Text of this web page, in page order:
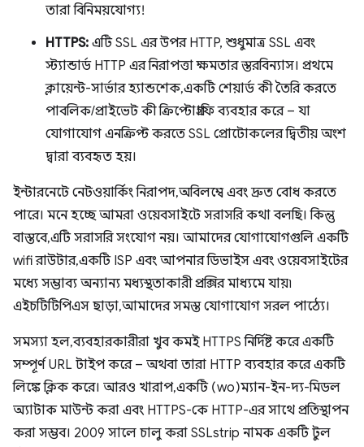
তারা বিনিময়যোগ্য!
HTTPS: এটি SSL এর উপর HTTP, শুধুমাত্র SSL এবং
স্ট্যান্ডার্ড HTTP এর নিরাপত্তা ক্ষমতার স্তরবিন্যাস। প্রথমে
ক্লায়েন্ট-সার্ভার হ্যান্ডশেক, একটি শেয়ার্ড কী তৈরি করতে
পাবলিক/প্রাইভেট কী ক্রিপ্টোগ্রাফি ব্যবহার করে – যা
যোগাযোগ এনক্রিপ্ট করতে SSL প্রোটোকলের দ্বিতীয় অংশ
দ্বারা ব্যবহৃত হয়।
ইন্টারনেটে নেটওয়ার্কিং নিরাপদ, অবিলম্বে এবং দ্রুত বোধ করতে
পারে। মনে হচ্ছে আমরা ওয়েবসাইটে সরাসরি কথা বলছি। কিন্তু
বাস্তবে, এটি সরাসরি সংযোগ নয়। আমাদের যোগাযোগগুলি একটি
wifi রাউটার, একটি ISP এবং আপনার ডিভাইস এবং ওয়েবসাইটের
মধ্যে সম্ভাব্য অন্যান্য মধ্যস্থতাকারী প্রক্সির মাধ্যমে যায়৷
এইচটিটিপিএস ছাড়া, আমাদের সমস্ত যোগাযোগ সরল পাঠ্যে।
সমস্যা হল, ব্যবহারকারীরা খুব কমই HTTPS নির্দিষ্ট করে একটি
সম্পূর্ণ URL টাইপ করে – অথবা তারা HTTP ব্যবহার করে একটি
লিঙ্কে ক্লিক করে। আরও খারাপ, একটি (wo)ম্যান-ইন-দ্য-মিডল
অ্যাটাক মাউন্ট করা এবং HTTPS-কে HTTP-এর সাথে প্রতিস্থাপন
করা সম্ভব। 2009 সালে চালু করা SSLstrip নামক একটি টুল